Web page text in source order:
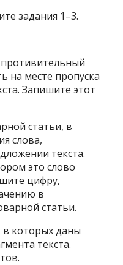
задания 1–3.
на месте пропуска
Запишите этот
статьи, в
слова,
текста.
это слово
цифру,
в
статьи.
которых даны
текста.